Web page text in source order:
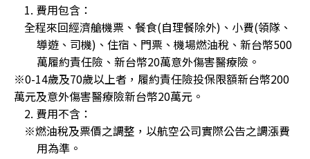
1. 費用包含：
全程來回經濟艙機票、餐食(自理餐除外)、小費(領隊、
導遊、司機)、住宿、門票、機場燃油稅、新台幣500
萬履約責任險、新台幣20萬意外傷害醫療險。
※0-14歲及70歲以上者，履約責任險投保限額新台幣200
萬元及意外傷害醫療險新台幣20萬元。
2. 費用不含：
※燃油稅及票價之調整，以航空公司實際公告之調漲費
用為準。